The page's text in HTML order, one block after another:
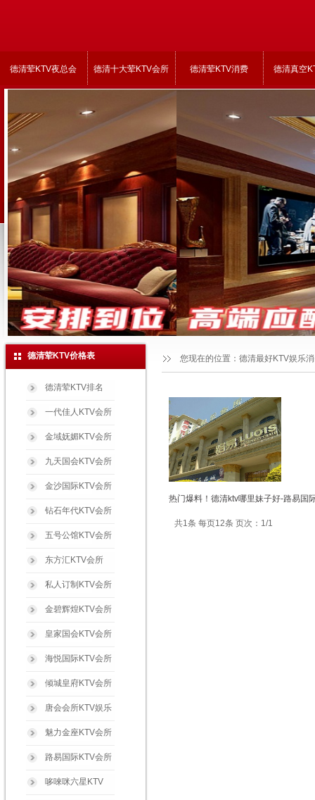
德清荤KTV夜总会 德清十大荤KTV会所 德清荤KTV消费 德清真空
德清荤KTV价格表
德清荤KTV排名
一代佳人KTV会所
金域妩媚KTV会所
九天国会KTV会所
金沙国际KTV会所
钻石年代KTV会所
五号公馆KTV会所
东方汇KTV会所
私人订制KTV会所
金碧辉煌KTV会所
皇家国会KTV会所
海悦国际KTV会所
倾城皇府KTV会所
唐会会所KTV娱乐
魅力金座KTV会所
路易国际KTV会所
哆唻咪六星KTV
热门爆料！德清ktv哪里妹子好-路易国
共1条 每页12条 页次：1/1
您现在的位置： 德清最好KTV娱乐